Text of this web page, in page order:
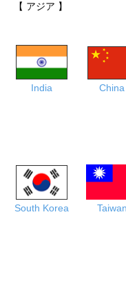
【 アジア 】
India China
South Korea Taiwan